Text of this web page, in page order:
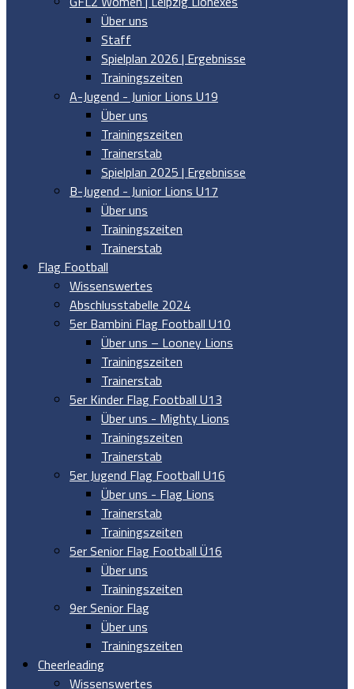
Über uns
Staff
Spielplan 2026 | Ergebnisse
Trainingszeiten
A-Jugend - Junior Lions U19
Über uns
Trainingszeiten
Trainerstab
Spielplan 2025 | Ergebnisse
B-Jugend - Junior Lions U17
Über uns
Trainingszeiten
Trainerstab
Flag Football
Wissenswertes
Abschlusstabelle 2024
5er Bambini Flag Football U10
Über uns – Looney Lions
Trainingszeiten
Trainerstab
5er Kinder Flag Football U13
Über uns - Mighty Lions
Trainingszeiten
Trainerstab
5er Jugend Flag Football U16
Über uns - Flag Lions
Trainerstab
Trainingszeiten
5er Senior Flag Football Ü16
Über uns
Trainingszeiten
9er Senior Flag
Über uns
Trainingszeiten
Cheerleading
Wissenswertes